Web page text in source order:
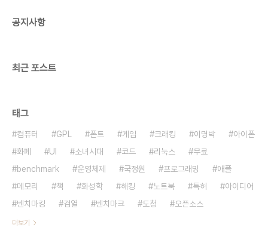
검색
공지사항
최근 포스트
태그
컴퓨터 GPL 폰트 게임 크래킹 이명박
아이폰
화폐
UI 소녀시대 코드 리눅스
무료
benchmark
운영체제 국정원 프로그래밍
애플
메모리
책 화성학 해킹 노트북 특허
아이디어
벤치마킹
검열 벤치마크 도청 오픈소스
더보기